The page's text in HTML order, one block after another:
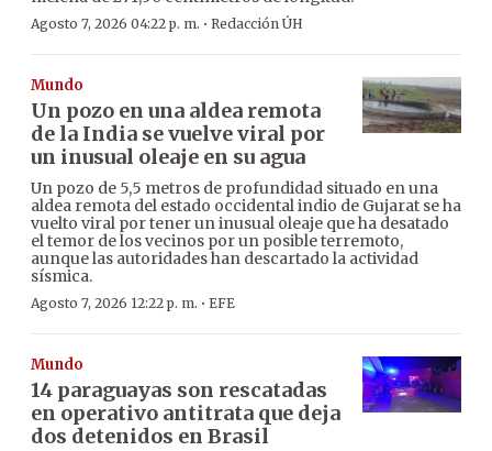
Agosto 7, 2026 04:22 p. m. · Redacción ÚH
Mundo
Un pozo en una aldea remota
de la India se vuelve viral por
un inusual oleaje en su agua
Un pozo de 5,5 metros de profundidad situado en una
aldea remota del estado occidental indio de Gujarat se ha
vuelto viral por tener un inusual oleaje que ha desatado
el temor de los vecinos por un posible terremoto,
aunque las autoridades han descartado la actividad
sísmica.
Agosto 7, 2026 12:22 p. m. · EFE
Mundo
14 paraguayas son rescatadas
en operativo antitrata que deja
dos detenidos en Brasil